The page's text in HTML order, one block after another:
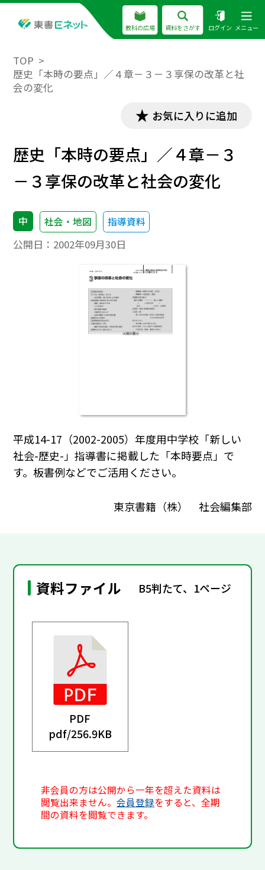
教科の広場 資料をさがす ログイン メニュー
TOP
歴史「本時の要点」／４章－３－３享保の改革と社
会の変化
お気に入りに追加
歴史「本時の要点」／４章－３
－３享保の改革と社会の変化
中 社会・地図 指導資料
公開日： 2002年09月30日
平成14-17（2002-2005）年度用中学校「新しい
社会-歴史-」指導書に掲載した「本時要点」で
す。板書例などでご活用ください。
東京書籍（株） 社会編集部
資料ファイル B5判たて、1ページ
PDF
pdf/256.9KB
非会員の方は公開から一年を超えた資料は
閲覧出来ません。会員登録をすると、全期
間の資料を閲覧できます。